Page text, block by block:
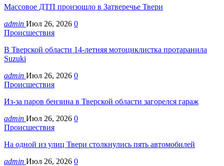
Массовое ДТП произошло в Затверечье Твери
admin Июл 26, 2026 0
Происшествия
В Тверской области 14-летняя мотоциклистка протаранила
Suzuki
admin Июл 26, 2026 0
Происшествия
Из-за паров бензина в Тверской области загорелся гараж
admin Июл 26, 2026 0
Происшествия
На одной из улиц Твери столкнулись пять автомобилей
admin Июл 26, 2026 0